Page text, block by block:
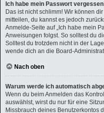
Ich habe mein Passwort
Das ist nicht schlimm! Wir können
mitteilen, du kannst es jedoch
Anmelde-Seite auf „Ich habe mein
Anweisungen folgst. So solltest du
Solltest du trotzdem nicht in der
wende dich an die Board-
Nach oben
Warum werde ich automatisch
Wenn du beim Anmelden das
auswählst, wirst du nur für eine
Missbrauch deines Benutzerkontos